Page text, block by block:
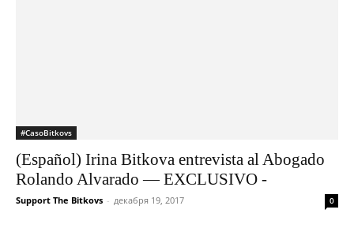
#CasoBitkovs
(Español) Irina Bitkova entrevista al Abogado
Rolando Alvarado — EXCLUSIVO -
Support The Bitkovs - декабря 19, 2017 0